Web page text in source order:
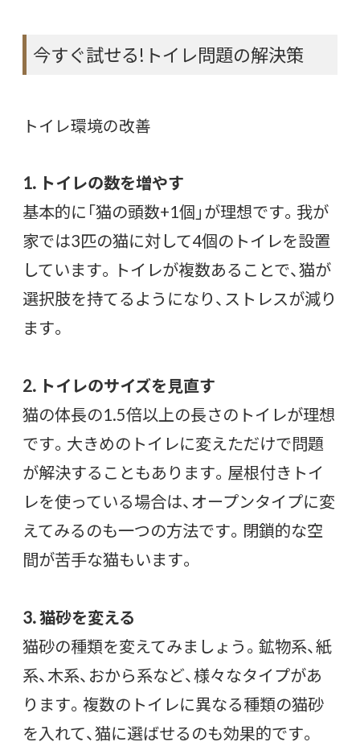
今すぐ試せる!トイレ問題の解決策
トイレ環境の改善
1. トイレの数を増やす
基本的に「猫の頭数+1個」が理想です。我が
家では3匹の猫に対して4個のトイレを設置
しています。トイレが複数あることで、猫が
選択肢を持てるようになり、ストレスが減り
ます。
2. トイレのサイズを見直す
猫の体長の1.5倍以上の長さのトイレが理想
です。大きめのトイレに変えただけで問題
が解決することもあります。屋根付きトイ
レを使っている場合は、オープンタイプに変
えてみるのも一つの方法です。閉鎖的な空
間が苦手な猫もいます。
3. 猫砂を変える
猫砂の種類を変えてみましょう。鉱物系、紙
系、木系、おから系など、様々なタイプがあ
ります。複数のトイレに異なる種類の猫砂
を入れて、猫に選ばせるのも効果的です。